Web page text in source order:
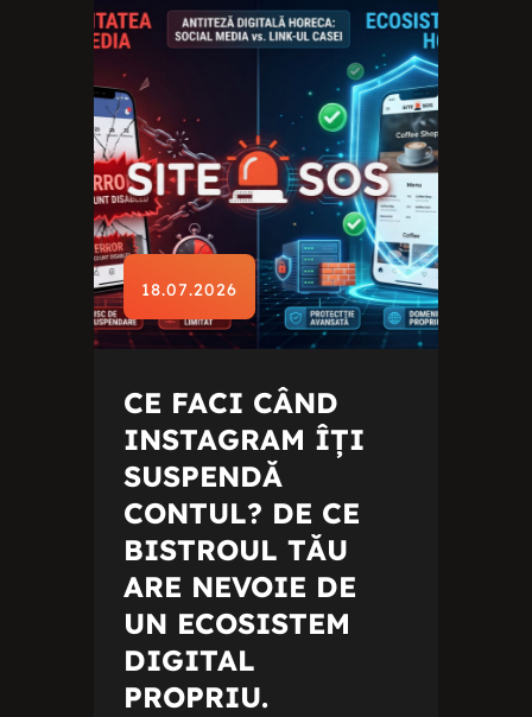
18.07.2026
CE FACI CÂND
INSTAGRAM ÎȚI
SUSPENDĂ
CONTUL? DE CE
BISTROUL TĂU
ARE NEVOIE DE
UN ECOSISTEM
DIGITAL
PROPRIU.